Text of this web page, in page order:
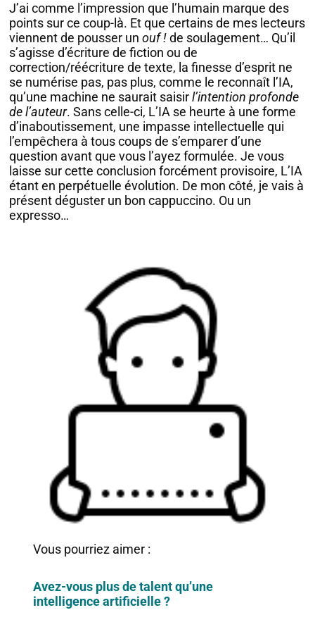
J’ai comme l’impression que l’humain marque des
points sur ce coup-là. Et que certains de mes lecteurs
viennent de pousser unouf !de soulagement… Qu’il
s’agisse d’écriture de fiction ou de
correction/réécriture de texte, la finesse d’esprit ne
se numérise pas, pas plus, comme le reconnaît l’IA,
qu’une machine ne saurait saisirl’intention profonde
de l’auteur. Sans celle-ci, L’IA se heurte à une forme
d’inaboutissement, une impasse intellectuelle qui
l’empêchera à tous coups de s’emparer d’une
question avant que vous l’ayez formulée. Je vous
laisse sur cette conclusion forcément provisoire, L’IA
étant en perpétuelle évolution. De mon côté, je vais à
présent déguster un bon cappuccino. Ou un
expresso…
Vous pourriez aimer :
Avez-vous plus de talent qu’une
intelligence artificielle ?